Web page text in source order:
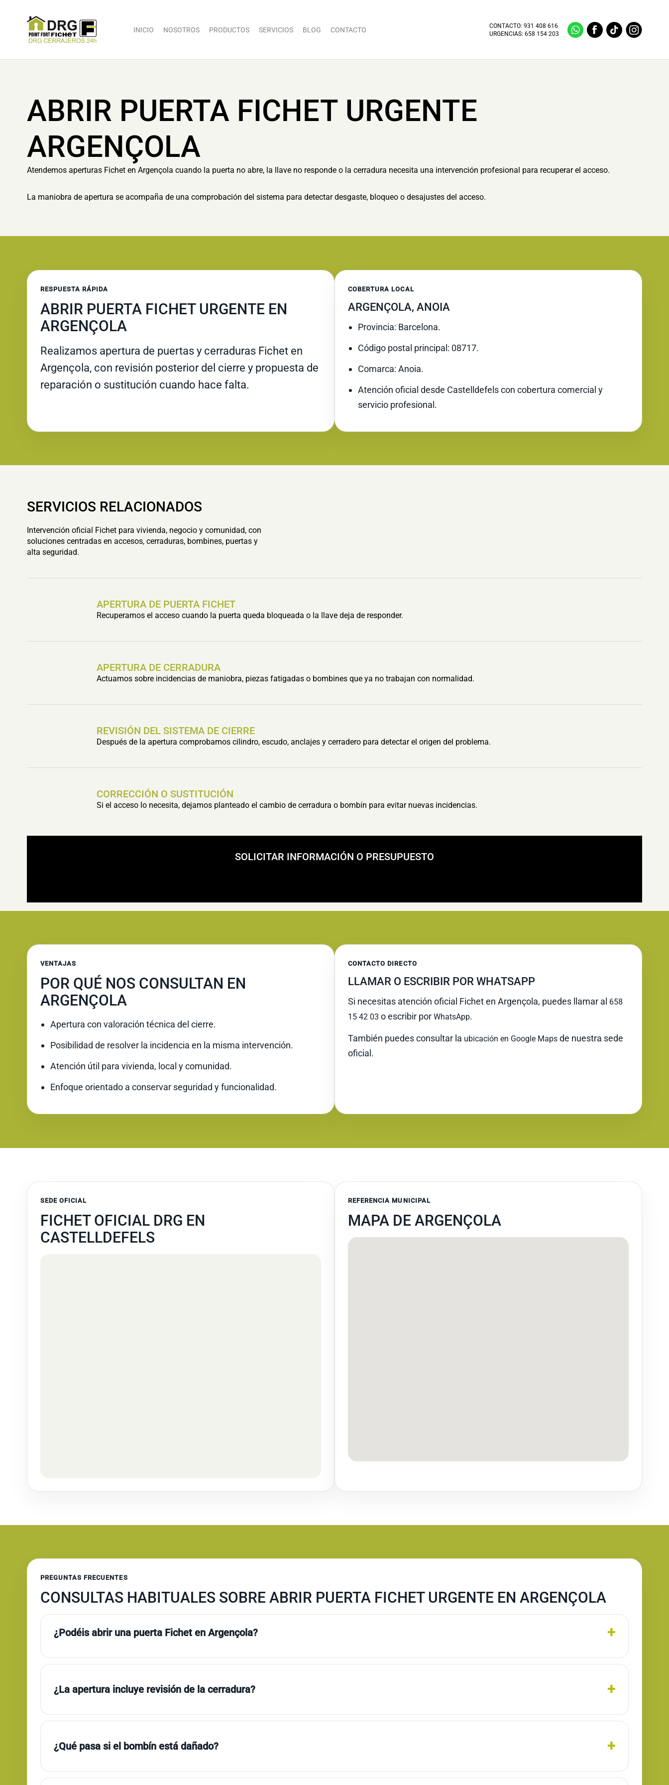
INICIO NOSOTROS PRODUCTOS SERVICIOS BLOG CONTACTO
CONTACTO:931 408 616
URGENCIAS:658 154 203
ABRIR PUERTA FICHET URGENTE
ARGENÇOLA
Atendemos aperturas Fichet en Argençola cuando la puerta no abre, la llave no responde o la cerradura necesita una intervención profesional para recuperar el acceso.
La maniobra de apertura se acompaña de una comprobación del sistema para detectar desgaste, bloqueo o desajustes del acceso.
RESPUESTA RÁPIDA
ABRIR PUERTA FICHET URGENTE EN
ARGENÇOLA
Realizamos apertura de puertas y cerraduras Fichet en
Argençola, con revisión posterior del cierre y propuesta de
reparación o sustitución cuando hace falta.
COBERTURA LOCAL
ARGENÇOLA, ANOIA
Provincia: Barcelona.
Código postal principal: 08717.
Comarca: Anoia.
Atención oficial desde Castelldefels con cobertura comercial y
servicio profesional.
SERVICIOS RELACIONADOS
Intervención oficial Fichet para vivienda, negocio y comunidad, con
soluciones centradas en accesos, cerraduras, bombines, puertas y
alta seguridad.
APERTURA DE PUERTA FICHET
Recuperamos el acceso cuando la puerta queda bloqueada o la llave deja de responder.
APERTURA DE CERRADURA
Actuamos sobre incidencias de maniobra, piezas fatigadas o bombines que ya no trabajan con normalidad.
REVISIÓN DEL SISTEMA DE CIERRE
Después de la apertura comprobamos cilindro, escudo, anclajes y cerradero para detectar el origen del problema.
CORRECCIÓN O SUSTITUCIÓN
Si el acceso lo necesita, dejamos planteado el cambio de cerradura o bombín para evitar nuevas incidencias.
SOLICITAR INFORMACIÓN O PRESUPUESTO
VENTAJAS
POR QUÉ NOS CONSULTAN EN
ARGENÇOLA
Apertura con valoración técnica del cierre.
Posibilidad de resolver la incidencia en la misma intervención.
Atención útil para vivienda, local y comunidad.
Enfoque orientado a conservar seguridad y funcionalidad.
CONTACTO DIRECTO
LLAMAR O ESCRIBIR POR WHATSAPP
Si necesitas atención oficial Fichet en Argençola, puedes llamar al 658
15 42 03 o escribir por WhatsApp.
También puedes consultar la ubicación en Google Maps de nuestra sede
oficial.
SEDE OFICIAL
FICHET OFICIAL DRG EN
CASTELLDEFELS
REFERENCIA MUNICIPAL
MAPA DE ARGENÇOLA
PREGUNTAS FRECUENTES
CONSULTAS HABITUALES SOBRE ABRIR PUERTA FICHET URGENTE EN ARGENÇOLA
¿Podéis abrir una puerta Fichet en Argençola?
¿La apertura incluye revisión de la cerradura?
¿Qué pasa si el bombín está dañado?